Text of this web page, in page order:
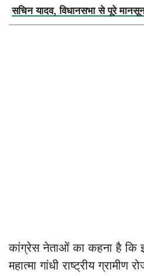
सचिन यादव, विधानसभा से पूरे
कांग्रेस नेताओं का कहना है कि
महात्मा गांधी राष्ट्रीय ग्रामीण